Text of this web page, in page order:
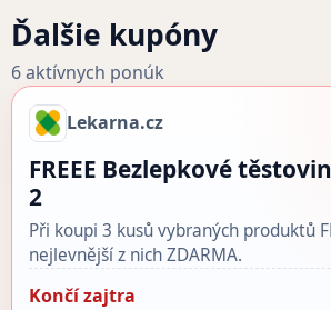
Ďalšie kupóny
6 aktívnych ponúk
Lekarna.cz
FREEE Bezlepkové
2
Při koupi 3 kusů vybraných produktů
nejlevnější z nich ZDARMA.
Končí zajtra